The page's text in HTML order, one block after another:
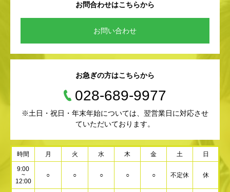
お問合わせはこちらから
お問い合わせ
お急ぎの方はこちらから
028-689-9977
※土日・祝日・年末年始については、翌営業日に対応させ
ていただいております。
時間 月 火 水 木 金 土 日
9:00
~
12:00
○ ○ ○ ○ ○ 不定休 休